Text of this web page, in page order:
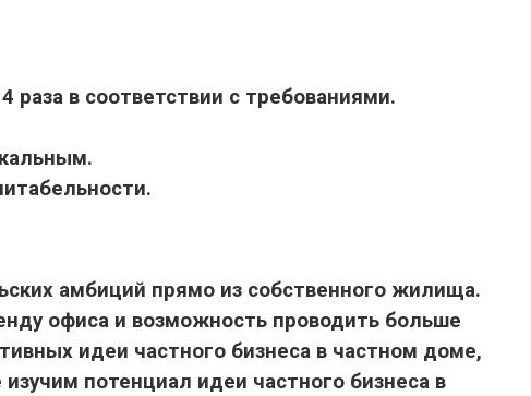
в соответствии с требованиями.
амбиций прямо из собственного жилища.
офиса и возможность проводить больше
идеи частного бизнеса в частном доме,
потенциал идеи частного бизнеса в